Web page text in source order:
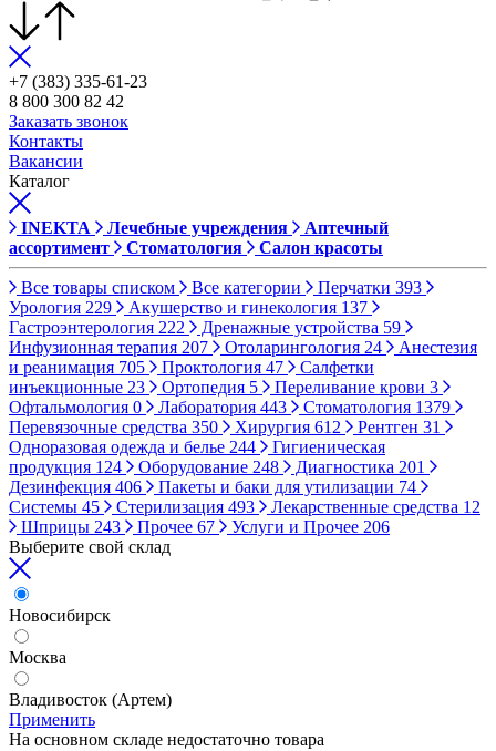
+7 (383) 335-61-23
8 800 300 82 42
Заказать звонок
Контакты
Вакансии
Каталог
INEKTA Лечебные учреждения
Аптечный
ассортимент
Стоматология Салон красоты
Все товары списком Все категории Перчатки 393
Урология 229 Акушерство и гинекология 137
Гастроэнтерология 222 Дренажные устройства 59
Инфузионная терапия 207 Отоларингология 24
Анестезия
и реанимация 705 Проктология 47
Салфетки
инъекционные 23 Ортопедия 5 Переливание крови 3
Офтальмология 0 Лаборатория 443 Стоматология 1379
Перевязочные средства 350 Хирургия 612 Рентген 31
Одноразовая одежда и белье 244
Гигиеническая
продукция 124 Оборудование 248 Диагностика 201
Дезинфекция 406 Пакеты и баки для утилизации 74
Системы 45 Стерилизация 493 Лекарственные средства 12
Шприцы 243 Прочее 67 Услуги и Прочее 206
Выберите свой склад
Новосибирск
Москва
Владивосток (Артем)
Применить
На основном складе недостаточно товара